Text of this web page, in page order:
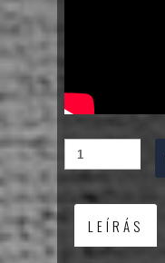
LEÍRÁS